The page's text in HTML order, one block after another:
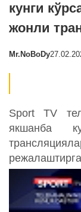
кунги
жонли
Mr.NoBoDy
Sport TV
якшанба